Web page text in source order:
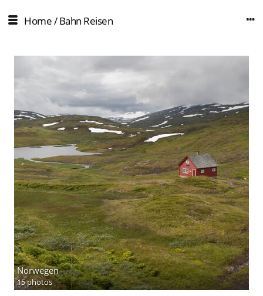
Home/Bahn Reisen
Norwegen
15 photos